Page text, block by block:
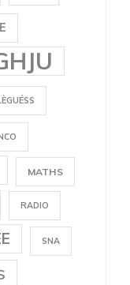
MATHS
RADIO
SNA